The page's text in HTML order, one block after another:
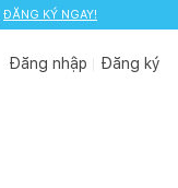
ĐĂNG KÝ NGAY!
Đăng nhập Đăng ký